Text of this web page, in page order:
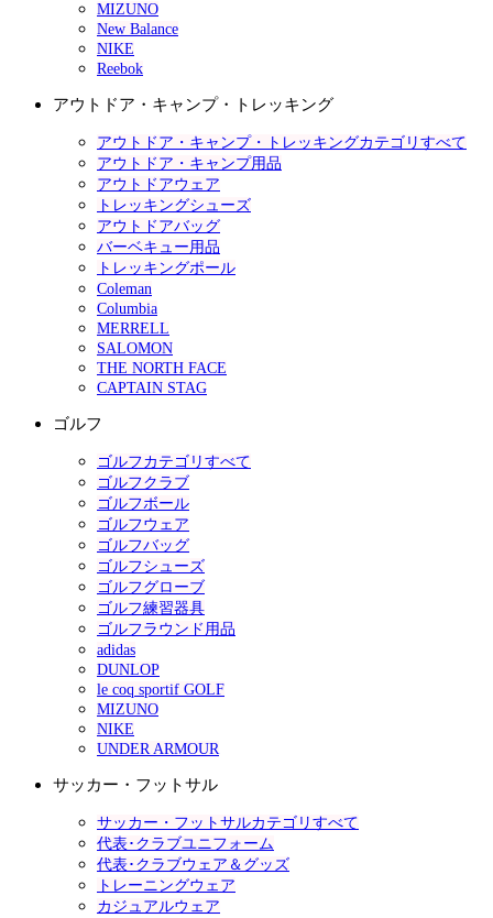
MIZUNO
New Balance
NIKE
Reebok
アウトドア・キャンプ・トレッキング
アウトドア・キャンプ・トレッキングカテゴリすべて
アウトドア・キャンプ用品
アウトドアウェア
トレッキングシューズ
アウトドアバッグ
バーベキュー用品
トレッキングポール
Coleman
Columbia
MERRELL
SALOMON
THE NORTH FACE
CAPTAIN STAG
ゴルフ
ゴルフカテゴリすべて
ゴルフクラブ
ゴルフボール
ゴルフウェア
ゴルフバッグ
ゴルフシューズ
ゴルフグローブ
ゴルフ練習器具
ゴルフラウンド用品
adidas
DUNLOP
le coq sportif GOLF
MIZUNO
NIKE
UNDER ARMOUR
サッカー・フットサル
サッカー・フットサルカテゴリすべて
代表･クラブユニフォーム
代表･クラブウェア＆グッズ
トレーニングウェア
カジュアルウェア